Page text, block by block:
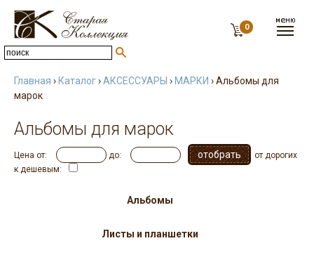
0
Главная › Каталог›АКСЕССУАРЫ › МАРКИ › Альбомы для
марок
Альбомы для марок
Цена от: до:
от дорогих
к дешевым:
Альбомы
Листы и планшетки